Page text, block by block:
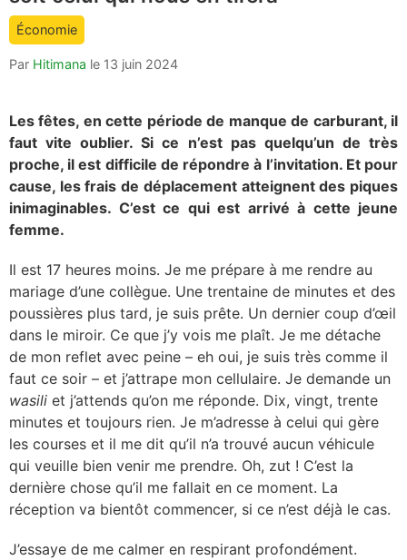
count
Économie
Par Hitimana le 13 juin 2024
Les fêtes, en cette période de manque de carburant, il
faut vite oublier. Si ce n’est pas quelqu’un de très
proche, il est difficile de répondre à l’invitation. Et pour
cause, les frais de déplacement atteignent des piques
inimaginables. C’est ce qui est arrivé à cette jeune
femme.
Il est 17 heures moins. Je me prépare à me rendre au
mariage d’une collègue. Une trentaine de minutes et des
poussières plus tard, je suis prête. Un dernier coup d’œil
dans le miroir. Ce que j’y vois me plaît. Je me détache
de mon reflet avec peine – eh oui, je suis très comme il
faut ce soir – et j’attrape mon cellulaire. Je demande un
wasili et j’attends qu’on me réponde. Dix, vingt, trente
minutes et toujours rien. Je m’adresse à celui qui gère
les courses et il me dit qu’il n’a trouvé aucun véhicule
qui veuille bien venir me prendre. Oh, zut ! C’est la
dernière chose qu’il me fallait en ce moment. La
réception va bientôt commencer, si ce n’est déjà le cas.
J’essaye de me calmer en respirant profondément.